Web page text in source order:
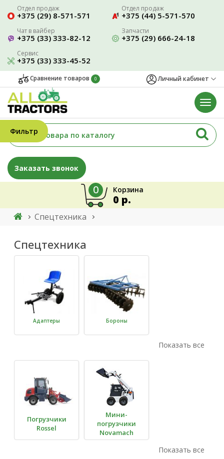
Отдел продаж
+375 (29) 8-571-571
Отдел продаж
+375 (44) 5-571-570
Чат в вайбер
+375 (33) 333-82-12
Запчасти
+375 (29) 666-24-18
Сервис
+375 (33) 333-45-52
Сравнение товаров 0 Личный кабинет
Заказать звонок
Корзина
0
0 р.
Спецтехника
Спецтехника
Адаптеры Бороны
Грабли-
Картофелекопалки
Показать все
Погрузчики
Rossel
Мини-
погрузчики
Novamach
Показать все
Фильтр